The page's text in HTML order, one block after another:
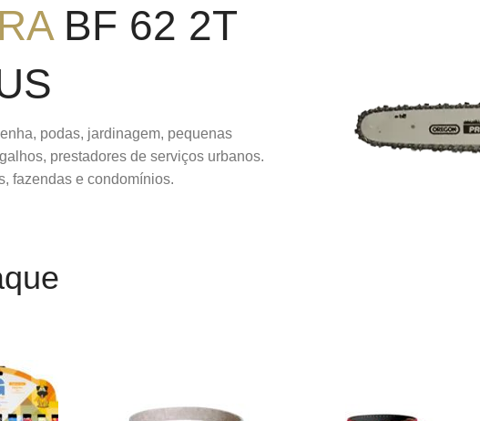
BF 62 2T
podas, jardinagem, pequenas
prestadores de serviços urbanos.
fazendas e condomínios.